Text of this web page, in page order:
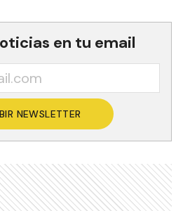
en tu email
NEWSLETTER